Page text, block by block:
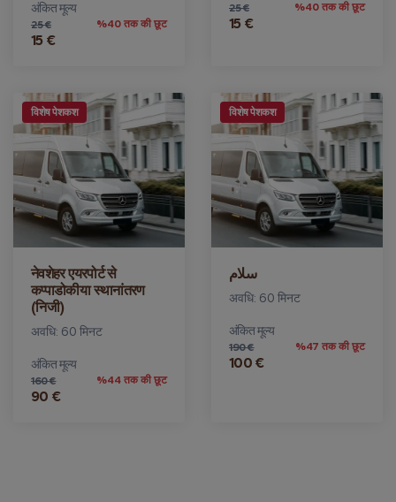
अंकित मूल्य
25 €
15 €
%40 तक की छूट
25 €
15 €
%40 तक की छूट
विशेष पेशकश
नेवशेहर एयरपोर्ट से
कप्पाडोकीया स्थानांतरण
(निजी)
अवधि: 60 मिनट
अंकित मूल्य
160 €
90 €
%44 तक की छूट
विशेष पेशकश
سلام
अवधि: 60 मिनट
अंकित मूल्य
190 €
100 €
%47 तक की छूट